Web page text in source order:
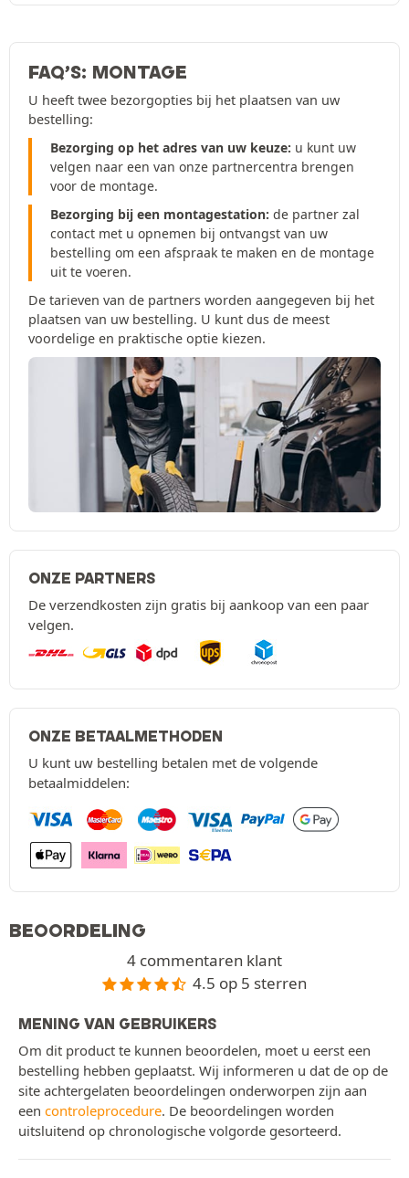
FAQ’S: MONTAGE
U heeft twee bezorgopties bij het plaatsen van uw
bestelling:
Bezorging op het adres van uw keuze: u kunt uw
velgen naar een van onze partnercentra brengen
voor de montage.
Bezorging bij een montagestation: de partner zal
contact met u opnemen bij ontvangst van uw
bestelling om een afspraak te maken en de montage
uit te voeren.
De tarieven van de partners worden aangegeven bij het
plaatsen van uw bestelling. U kunt dus de meest
voordelige en praktische optie kiezen.
ONZE PARTNERS
De verzendkosten zijn gratis bij aankoop van een paar
velgen.
ONZE BETAALMETHODEN
U kunt uw bestelling betalen met de volgende
betaalmiddelen:
BEOORDELING
4 commentaren klant
4.5 op 5 sterren
MENING VAN GEBRUIKERS
Om dit product te kunnen beoordelen, moet u eerst een
bestelling hebben geplaatst. Wij informeren u dat de op de
site achtergelaten beoordelingen onderworpen zijn aan
een controleprocedure. De beoordelingen worden
uitsluitend op chronologische volgorde gesorteerd.